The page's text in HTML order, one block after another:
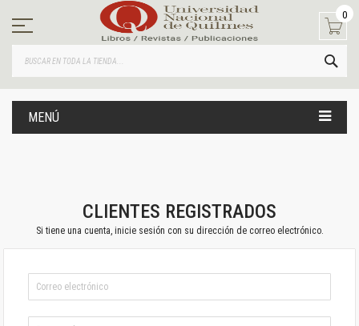
contenido
0
MENÚ
CLIENTES REGISTRADOS
Si tiene una cuenta, inicie sesión con su dirección de correo electrónico.